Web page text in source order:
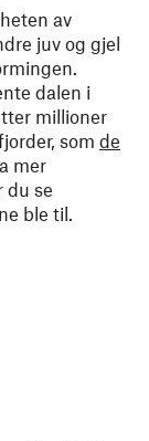
av
juv og gjel
dalen i
millioner
som de
mer
du se
ble til.